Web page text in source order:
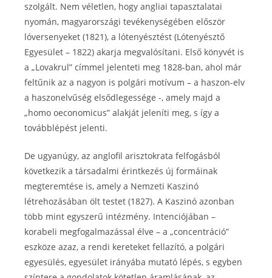
szolgált. Nem véletlen, hogy angliai tapasztalatai
nyomán, magyarországi tevékenységében először
lóversenyeket (1821), a lótenyésztést (Lótenyésztő
Egyesület – 1822) akarja megvalósítani. Első könyvét is
a „Lovakrul” címmel jelenteti meg 1828-ban, ahol már
feltűnik az a nagyon is polgári motívum – a haszon-elv
a haszonelvűség elsődlegessége -, amely majd a
„homo oeconomicus” alakját jeleníti meg, s így a
továbblépést jelenti.
De ugyanúgy, az anglofil arisztokrata felfogásból
következik a társadalmi érintkezés új formáinak
megteremtése is, amely a Nemzeti Kaszinó
létrehozásában ölt testet (1827). A Kaszinó azonban
több mint egyszerű intézmény. Intenciójában –
korabeli megfogalmazással élve – a „concentráció”
eszköze azaz, a rendi kereteket fellazító, a polgári
egyesülés, egyesület irányába mutató lépés, s egyben